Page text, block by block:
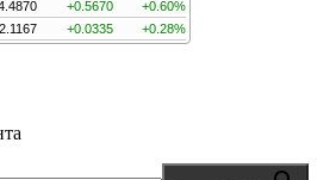
+0.5670
+0.60%
+0.0335 +0.28%